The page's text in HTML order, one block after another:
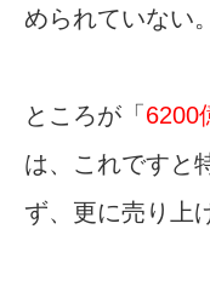
められていない。
ところが「 6200
は、これですと
ず、更に売り上